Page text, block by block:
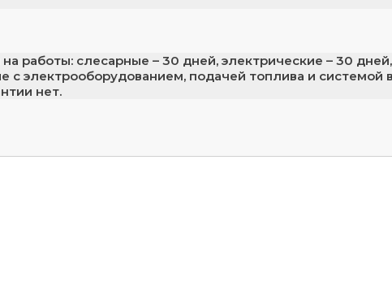
на работы: слесарные – 30 дней, электрические – 30
с электрооборудованием, подачей топлива и системой
нет.